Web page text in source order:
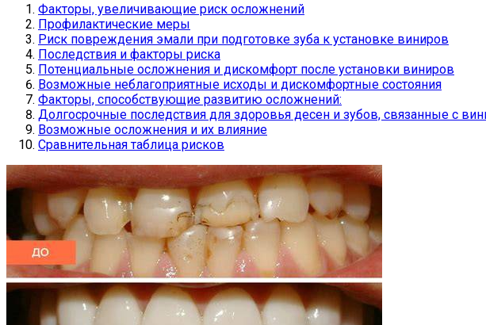
Факторы, увеличивающие риск осложнений
Профилактические меры
Риск повреждения эмали при подготовке зуба к установке виниров
Последствия и факторы риска
Потенциальные осложнения и дискомфорт после установки виниров
Возможные неблагоприятные исходы и дискомфортные состояния
Факторы, способствующие развитию осложнений:
Долгосрочные последствия для здоровья десен и зубов, связанные с
Возможные осложнения и их влияние
Сравнительная таблица рисков